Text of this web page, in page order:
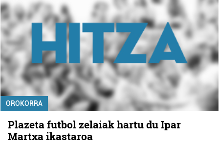
OROKORRA
Plazeta futbol zelaiak hartu du Ipar
Martxa ikastaroa